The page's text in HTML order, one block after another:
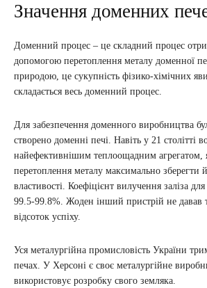
Значення доменних
Доменний процес – це складний процес
допомогою перетоплення металу доменної
природою, це сукупність фізико-хімічних
складається весь доменний процес.
Для забезпечення доменного виробництва
створено доменні печі. Навіть у 21 столітті
найефективнішим теплоощадним агрегатом,
перетоплення металу максимально зберегти
властивості. Коефіцієнт вилучення заліза
99.5-99.8%. Жоден інший пристрій не давав
відсоток успіху.
Уся металургійна промисловість України
печах. У Херсоні є своє металургійне
використовує розробку свого земляка.